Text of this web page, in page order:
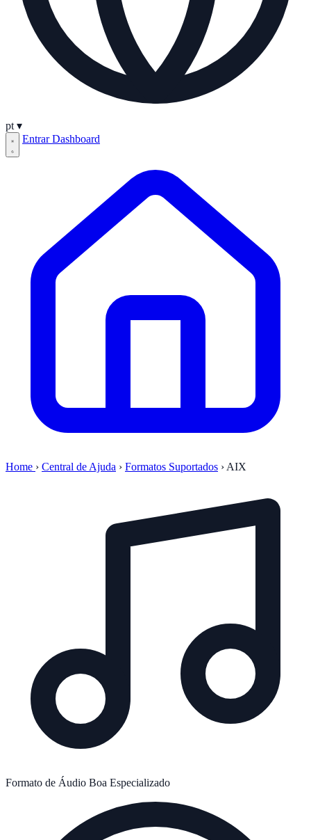
pt ▾
EntrarDashboard
Home › Central de Ajuda › Formatos Suportados › AIX
Formato de Áudio Boa Especializado